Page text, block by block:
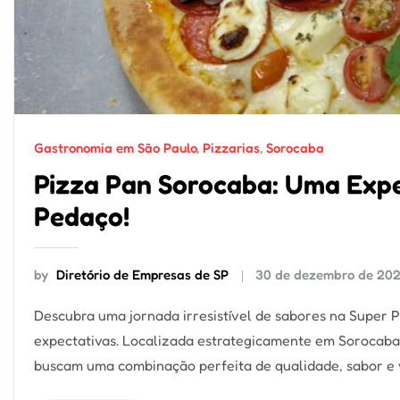
Gastronomia em São Paulo, Pizzarias, Sorocaba
Pizza Pan Sorocaba: Uma
Pedaço!
by Diretório de Empresas de SP 30 de dezembro de
Descubra uma jornada irresistível de sabores na Super
expectativas. Localizada estrategicamente em
buscam uma combinação perfeita de qualidade, sabor